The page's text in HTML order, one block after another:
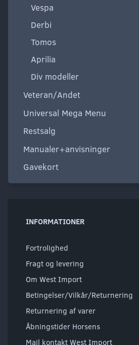
Vespa
Derbi
Tomos
Aprilia
Div modeller
Veteran/Andet
Universal Mega Menu
Restsalg
Manualer+anvisninger
Gavekort
INFORMATIONER
Fortrolighed
Fragt og levering
Om West Import
Betingelser/Vilkår/Returnering
Returnering af varer
Åbningstider Horsens
Mail kontakt West Import